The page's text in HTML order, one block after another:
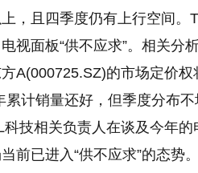
，且四季度仍有上行空间
视面板“供不应求”。相关分
A(000725.SZ)的市场定价
累计销量还好，但季度分布
科技相关负责人在谈及今年
前已进入“供不应求”的态势。